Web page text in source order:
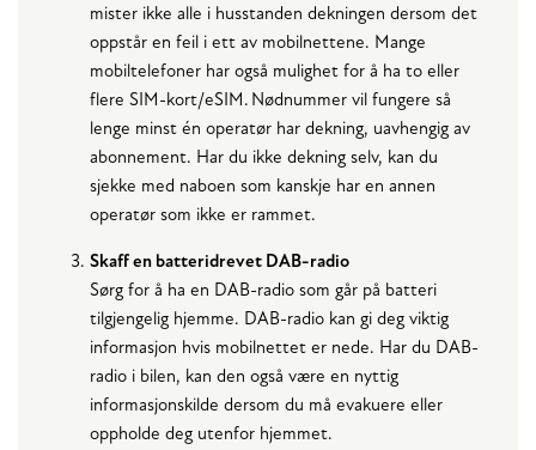
mister ikke alle i husstanden dekningen dersom det
oppstår en feil i ett av mobilnettene. Mange
mobiltelefoner har også mulighet for å ha to eller
flere SIM-kort/eSIM. Nødnummer vil fungere så
lenge minst én operatør har dekning, uavhengig av
abonnement. Har du ikke dekning selv, kan du
sjekke med naboen som kanskje har en annen
operatør som ikke er rammet.
Skaff en batteridrevet DAB-radio
Sørg for å ha en DAB-radio som går på batteri
tilgjengelig hjemme. DAB-radio kan gi deg viktig
informasjon hvis mobilnettet er nede. Har du DAB-
radio i bilen, kan den også være en nyttig
informasjonskilde dersom du må evakuere eller
oppholde deg utenfor hjemmet.